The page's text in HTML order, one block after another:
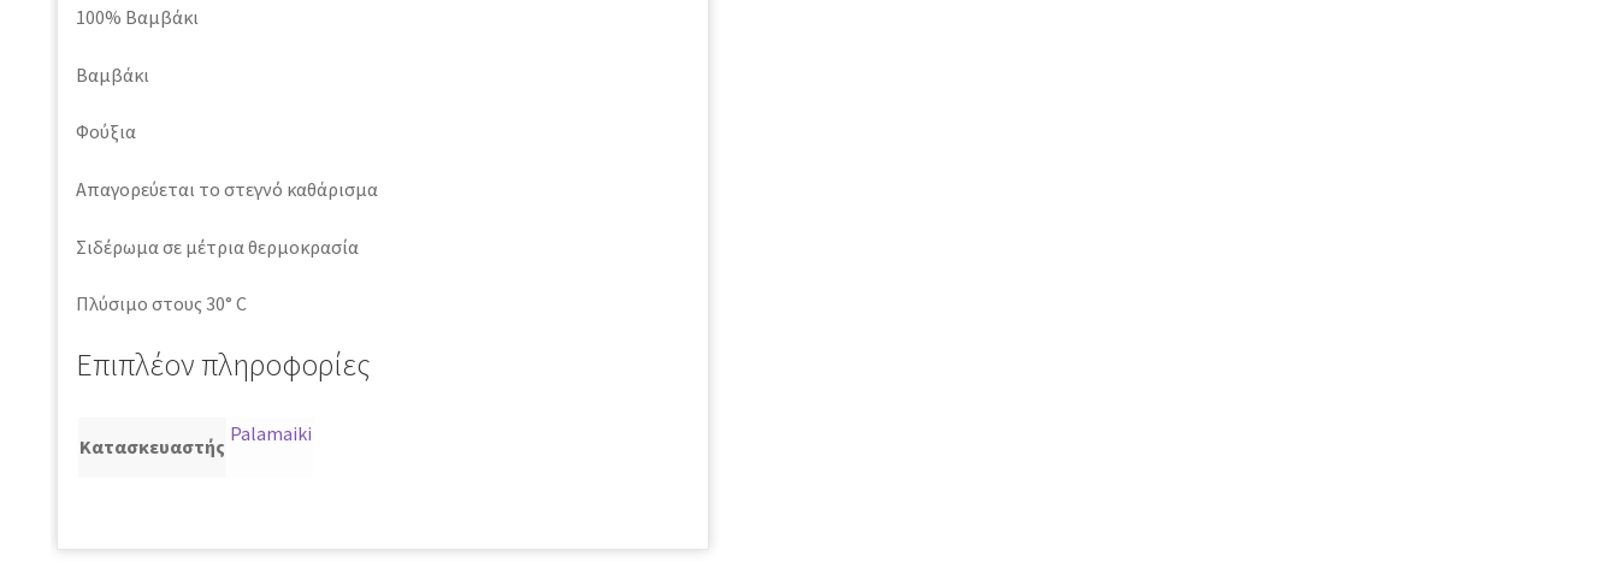
100% Βαμβάκι
Βαμβάκι
Φούξια
Απαγορεύεται το στεγνό καθάρισμα
Σιδέρωμα σε μέτρια θερμοκρασία
Πλύσιμο στους 30° C
Επιπλέον πληροφορίες
Κατασκευαστής
Palamaiki